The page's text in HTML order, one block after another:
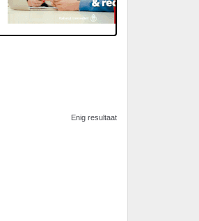
Enig resultaat